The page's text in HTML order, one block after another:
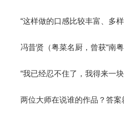
“这样做的口感比较丰富、多样
冯昔贤（粤菜名厨，曾获“南粤
“我已经忍不住了，我得来一块
两位大师在说谁的作品？答案